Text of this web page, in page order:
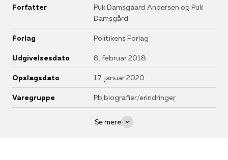
Forfatter
Puk Damsgaard Andersen og Puk
Damsgård
Forlag Politikens Forlag
Udgivelsesdato 8. februar 2018
Opslagsdato 17. januar 2020
Varegruppe Pb,biografier/erindringer
Se mere